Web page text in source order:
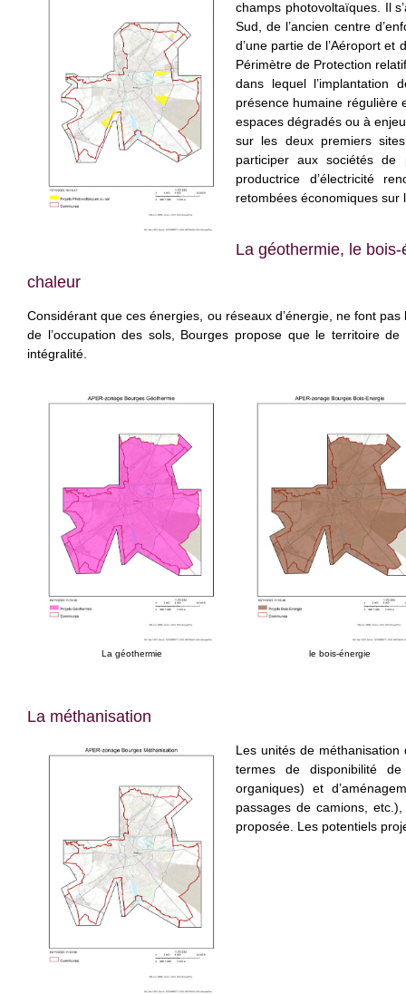
champs photovoltaïques. Il
Sud, de l’ancien centre
d’une partie de l’Aéroport et
Périmètre de Protection
dans lequel l’implantation
présence humaine régulière
espaces dégradés ou à
sur les deux premiers
participer aux sociétés de
productrice d’électricité
retombées économiques sur
La géothermie, le
chaleur
Considérant que ces énergies, ou réseaux d’énergie, ne font pas
de l’occupation des sols, Bourges propose que le territoire
intégralité.
La géothermie le bois-énergie
La méthanisation
Les unités de méthanisation
termes de disponibilité
organiques) et
passages de camions,
proposée. Les potentiels